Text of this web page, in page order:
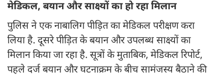
मेडिकल, बयान और साक्ष्यों का हो रहा मिलान
पुलिस ने एक नाबालिग पीड़ित का मेडिकल परीक्षण करा
लिया है. दूसरे पीड़ित के बयान और उपलब्ध साक्ष्यों का
मिलान किया जा रहा है. सूत्रों के मुताबिक, मेडिकल रिपोर्ट,
पहले दर्ज बयान और घटनाक्रम के बीच सामंजस्य बैठाने की